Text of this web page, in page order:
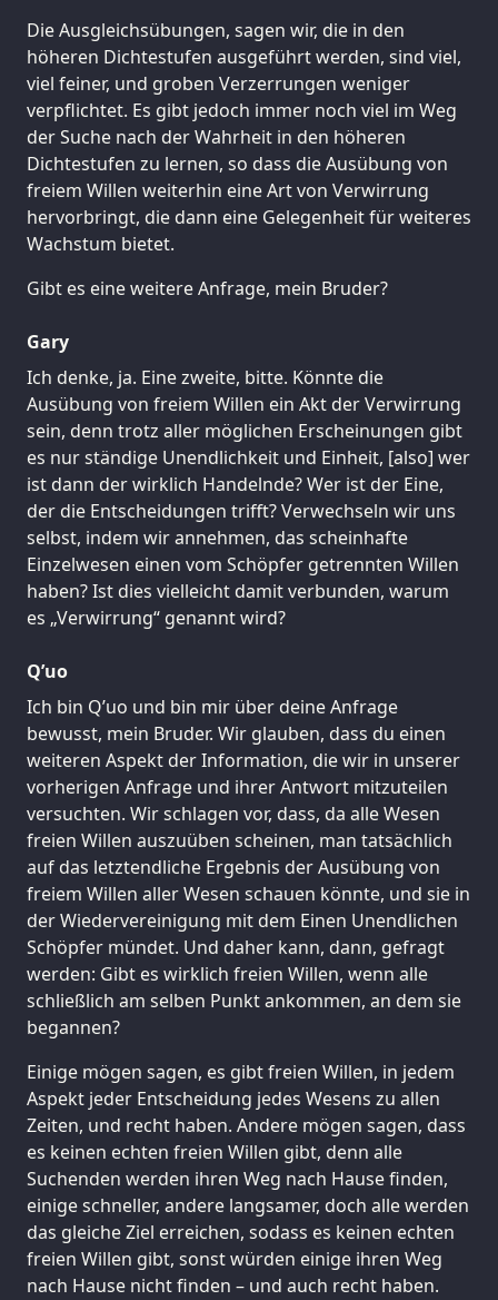
Die Ausgleichsübungen, sagen wir, die in den
höheren Dichtestufen ausgeführt werden, sind viel,
viel feiner, und groben Verzerrungen weniger
verpflichtet. Es gibt jedoch immer noch viel im Weg
der Suche nach der Wahrheit in den höheren
Dichtestufen zu lernen, so dass die Ausübung von
freiem Willen weiterhin eine Art von Verwirrung
hervorbringt, die dann eine Gelegenheit für weiteres
Wachstum bietet.
Gibt es eine weitere Anfrage, mein Bruder?
Gary
Ich denke, ja. Eine zweite, bitte. Könnte die
Ausübung von freiem Willen ein Akt der Verwirrung
sein, denn trotz aller möglichen Erscheinungen gibt
es nur ständige Unendlichkeit und Einheit, [also] wer
ist dann der wirklich Handelnde? Wer ist der Eine,
der die Entscheidungen trifft? Verwechseln wir uns
selbst, indem wir annehmen, das scheinhafte
Einzelwesen einen vom Schöpfer getrennten Willen
haben? Ist dies vielleicht damit verbunden, warum
es „Verwirrung“ genannt wird?
Q’uo
Ich bin Q’uo und bin mir über deine Anfrage
bewusst, mein Bruder. Wir glauben, dass du einen
weiteren Aspekt der Information, die wir in unserer
vorherigen Anfrage und ihrer Antwort mitzuteilen
versuchten. Wir schlagen vor, dass, da alle Wesen
freien Willen auszuüben scheinen, man tatsächlich
auf das letztendliche Ergebnis der Ausübung von
freiem Willen aller Wesen schauen könnte, und sie in
der Wiedervereinigung mit dem Einen Unendlichen
Schöpfer mündet. Und daher kann, dann, gefragt
werden: Gibt es wirklich freien Willen, wenn alle
schließlich am selben Punkt ankommen, an dem sie
begannen?
Einige mögen sagen, es gibt freien Willen, in jedem
Aspekt jeder Entscheidung jedes Wesens zu allen
Zeiten, und recht haben. Andere mögen sagen, dass
es keinen echten freien Willen gibt, denn alle
Suchenden werden ihren Weg nach Hause finden,
einige schneller, andere langsamer, doch alle werden
das gleiche Ziel erreichen, sodass es keinen echten
freien Willen gibt, sonst würden einige ihren Weg
nach Hause nicht finden – und auch recht haben.